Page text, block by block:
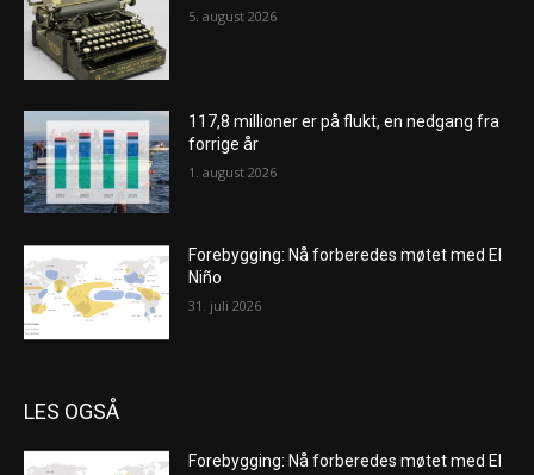
5. august 2026
117,8 millioner er på flukt, en nedgang fra
forrige år
1. august 2026
Forebygging: Nå forberedes møtet med El
Niño
31. juli 2026
LES OGSÅ
Forebygging: Nå forberedes møtet med El